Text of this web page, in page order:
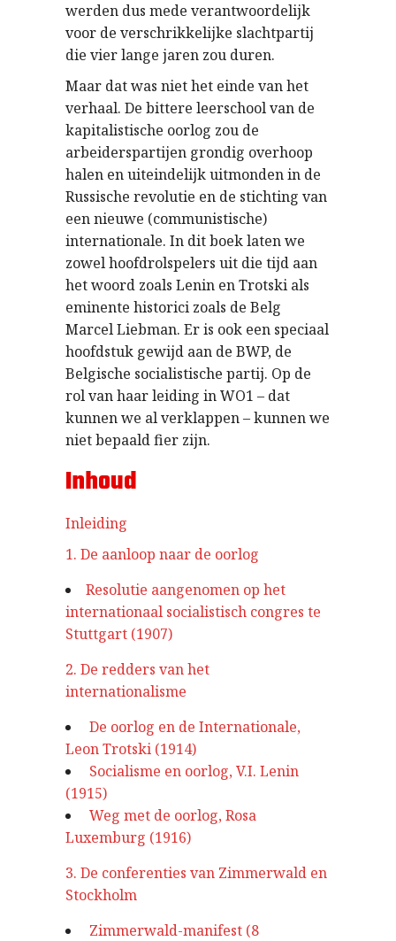
werden dus mede verantwoordelijk
voor de verschrikkelijke slachtpartij
die vier lange jaren zou duren.
Maar dat was niet het einde van het
verhaal. De bittere leerschool van de
kapitalistische oorlog zou de
arbeiderspartijen grondig overhoop
halen en uiteindelijk uitmonden in de
Russische revolutie en de stichting van
een nieuwe (communistische)
internationale. In dit boek laten we
zowel hoofdrolspelers uit die tijd aan
het woord zoals Lenin en Trotski als
eminente historici zoals de Belg
Marcel Liebman. Er is ook een speciaal
hoofdstuk gewijd aan de BWP, de
Belgische socialistische partij. Op de
rol van haar leiding in WO1 – dat
kunnen we al verklappen – kunnen we
niet bepaald fier zijn.
Inhoud
Inleiding
1. De aanloop naar de oorlog
Resolutie aangenomen op het
internationaal socialistisch congres te
Stuttgart (1907)
2. De redders van het
internationalisme
De oorlog en de Internationale,
Leon Trotski (1914)
Socialisme en oorlog, V.I. Lenin
(1915)
Weg met de oorlog, Rosa
Luxemburg (1916)
3. De conferenties van Zimmerwald en
Stockholm
Zimmerwald-manifest (8